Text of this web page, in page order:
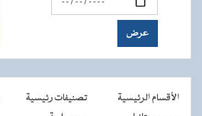
الأقسام الرئيسية تصنيفات رئيسية